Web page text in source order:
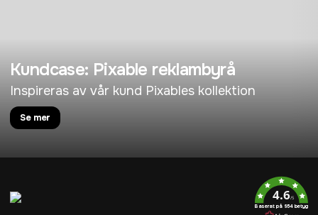
Kundcase: Pixable reklambyrå
Inspireras av vår kund Pixables kollektion
Se mer
4.6/5
Baserat på 954 betyg